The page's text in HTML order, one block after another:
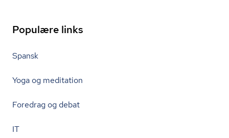
Populære links
Spansk
Yoga og meditation
Foredrag og debat
IT